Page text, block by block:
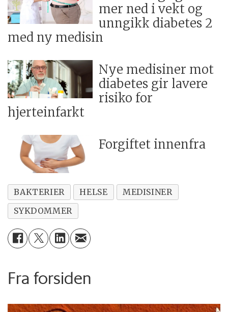
mer ned i vekt og
unngikk diabetes 2
med ny medisin
Nye medisiner mot
diabetes gir lavere
risiko for
hjerteinfarkt
Forgiftet innenfra
BAKTERIER HELSE
MEDISINER
SYKDOMMER
Fra forsiden